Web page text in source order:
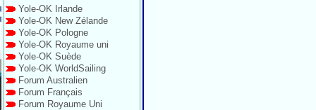
Yole-OK Irlande
Yole-OK New Zélande
Yole-OK Pologne
Yole-OK Royaume uni
Yole-OK Suède
Yole-OK WorldSailing
Forum Australien
Forum Français
Forum Royaume Uni